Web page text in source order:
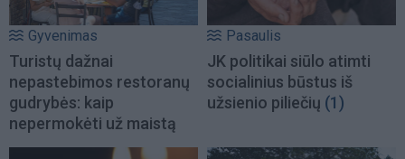
Gyvenimas
Turistų dažnai
nepastebimos restoranų
gudrybės: kaip
nepermokėti už maistą
Pasaulis
JK politikai siūlo atimti
socialinius būstus iš
užsienio piliečių (1)